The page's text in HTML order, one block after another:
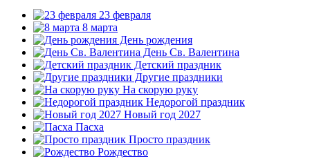
23 февраля
8 марта
День рождения
День Св. Валентина
Детский праздник
Другие праздники
На скорую руку
Недорогой праздник
Новый год 2027
Пасха
Просто праздник
Рождество